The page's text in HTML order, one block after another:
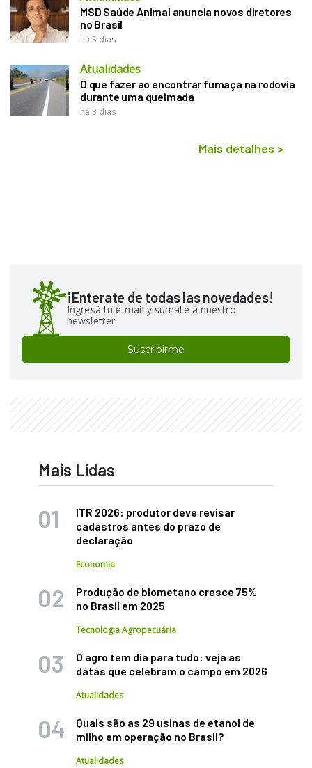
MSD Saúde Animal anuncia novos diretores
no Brasil
há 3 dias
Atualidades
O que fazer ao encontrar fumaça na rodovia
durante uma queimada
há 3 dias
Mais detalhes >
¡Enterate de todas las novedades!
Ingresá tu e-mail y sumate a nuestro
newsletter
Suscribirme
Mais Lidas
ITR 2026: produtor deve revisar
cadastros antes do prazo de
declaração
Economia
Produção de biometano cresce 75%
no Brasil em 2025
Tecnologia Agropecuária
O agro tem dia para tudo: veja as
datas que celebram o campo em 2026
Atualidades
Quais são as 29 usinas de etanol de
milho em operação no Brasil?
Atualidades